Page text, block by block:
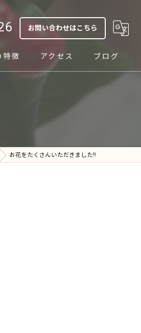
お問い合わせはこちら
特徴 アクセス ブログ
お花をたくさんいただきました‼️